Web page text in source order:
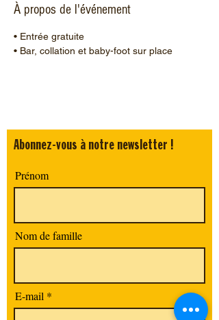
À propos de l'événement
• Entrée gratuite
• Bar, collation et baby-foot sur place
Abonnez-vous à notre newsletter !
Prénom
Nom de famille
E-mail